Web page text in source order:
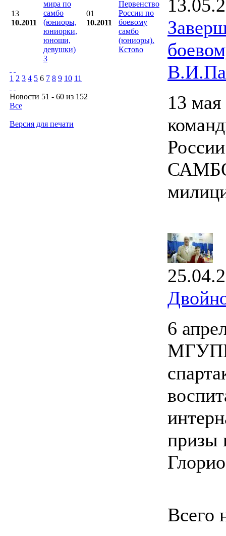
13
10.2011
мира по
самбо
(юниоры,
юниорки,
юноши,
девушки)
3
01
10.2011
Первенство
России по
боевому
самбо
(юниоры).
Кстово
1 2 3 4 5 6 7 8 9 10 11
Новости 51 - 60 из 152
Все
Версия для печати
13 мая
6
МГУПИ
призы
Всего